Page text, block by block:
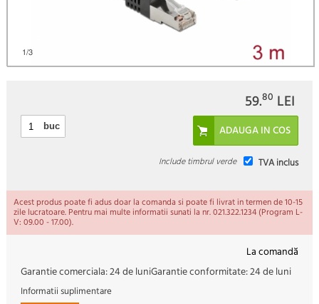
1/3
59.80 LEI
buc
TVA inclus
Include timbrul verde
Acest produs poate fi adus doar la comanda si poate fi livrat in termen de 10-15
zile lucratoare. Pentru mai multe informatii sunati la nr. 021.322.1234 (Program L-
V: 09.00 - 17.00).
La comandă
Garantie comerciala:24 de luniGarantie conformitate:24 de luni
Informatii suplimentare